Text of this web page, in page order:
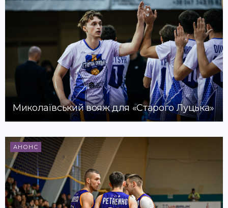
Миколаївський вояж для «Старого Луцька»
АНОНС